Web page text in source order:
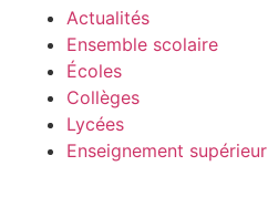
Actualités
Ensemble scolaire
Écoles
Collèges
Lycées
Enseignement supérieur